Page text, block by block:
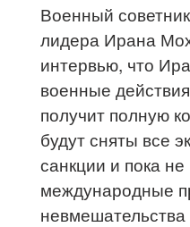
Военный
лидера Ирана
интервью, что
военные
получит полную
будут сняты все
санкции и пока
международные